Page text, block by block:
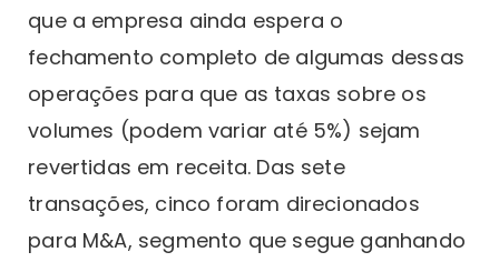
que a empresa ainda espera o
fechamento completo de algumas dessas
operações para que as taxas sobre os
volumes (podem variar até 5%) sejam
revertidas em receita. Das sete
transações, cinco foram direcionados
para M&A, segmento que segue ganhando